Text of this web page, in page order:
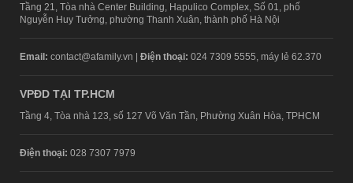
Tầng 21, Tòa nhà Center Building, Hapulico Complex, Số 01, phố
Nguyễn Huy Tưởng, phường Thanh Xuân, thành phố Hà Nội
Email: contact@afamily.vn | Điện thoại: 024 7309 5555, máy lẻ 62.370
VPĐD TẠI TP.HCM
Tầng 4, Tòa nhà 123, số 127 Võ Văn Tần, Phường Xuân Hòa, TPHCM
Điện thoại: 028 7307 7979